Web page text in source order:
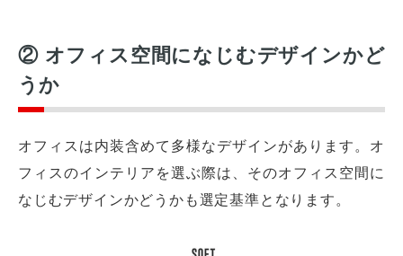
② オフィス空間になじむデザインかど
うか
オフィスは内装含めて多様なデザインがあります。オ
フィスのインテリアを選ぶ際は、そのオフィス空間に
なじむデザインかどうかも選定基準となります。